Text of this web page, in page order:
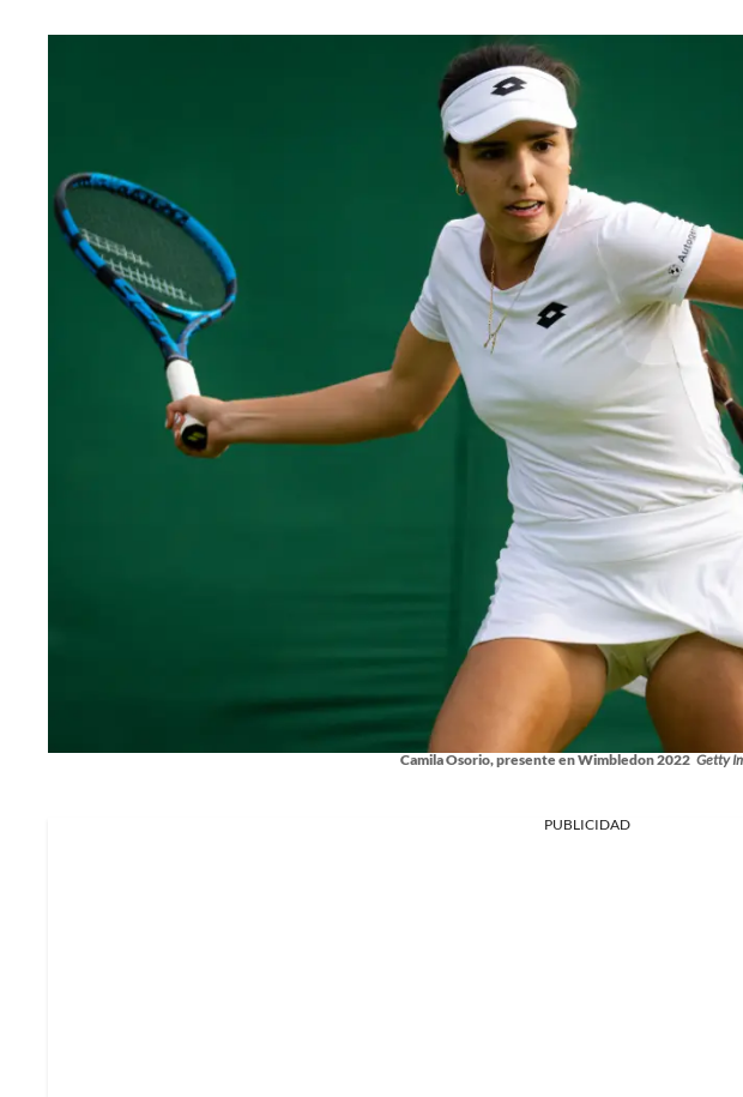
Camila Osorio, presente en Wimbledon 2022 Getty
PUBLICIDAD